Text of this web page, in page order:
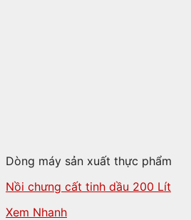
Dòng máy sản xuất thực phẩm
Nồi chưng cất tinh dầu 200 Lít
Xem Nhanh